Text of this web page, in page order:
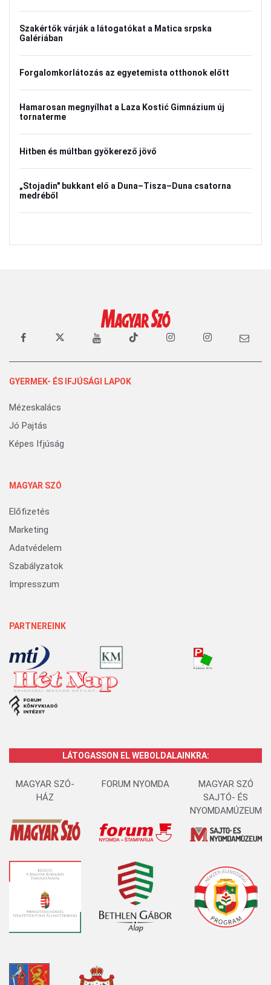
Szakértők várják a látogatókat a Matica srpska
Galériában
Forgalomkorlátozás az egyetemista otthonok előtt
Hamarosan megnyílhat a Laza Kostić Gimnázium új
tornaterme
Hitben és múltban gyökerező jövő
„Stojadin" bukkant elő a Duna–Tisza–Duna csatorna
medréből
GYERMEK- ÉS IFJÚSÁGI LAPOK
Mézeskalács
Jó Pajtás
Képes Ifjúság
MAGYAR SZÓ
Előfizetés
Marketing
Adatvédelem
Szabályzatok
Impresszum
PARTNEREINK
LÁTOGASSON EL WEBOLDALAINKRA:
MAGYAR SZÓ-
HÁZ
FORUM NYOMDA
MAGYAR SZÓ
SAJTÓ- ÉS
NYOMDAMÚZEUM